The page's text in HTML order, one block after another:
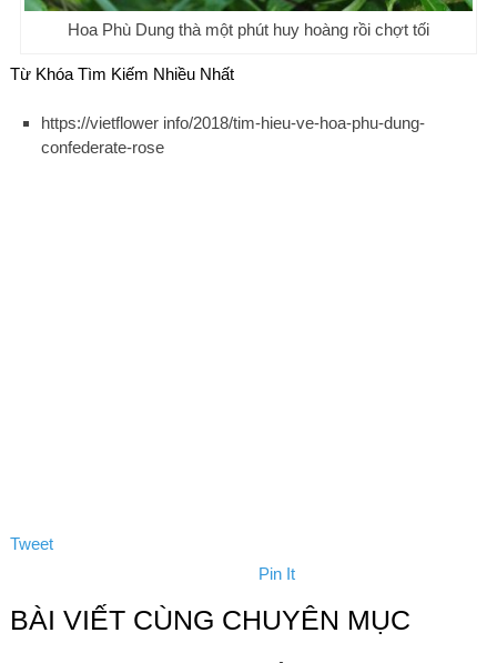
Hoa Phù Dung thà một phút huy hoàng rồi chợt tối
Từ Khóa Tìm Kiếm Nhiều Nhất
https://vietflower info/2018/tim-hieu-ve-hoa-phu-dung-
confederate-rose
Tweet
Pin It
BÀI VIẾT CÙNG CHUYÊN MỤC